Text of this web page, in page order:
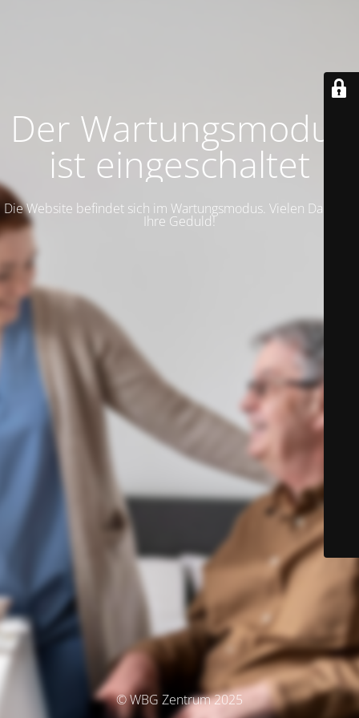
Der Wartungsmodus
ist eingeschaltet
Die Website befindet sich im Wartungsmodus. Vielen Dank für
Ihre Geduld!
© WBG Zentrum 2025